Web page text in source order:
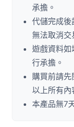
承擔。
代儲完成後
無法取消交
遊戲資料如
行承擔。
購買前請
以上所有內
本產品無7